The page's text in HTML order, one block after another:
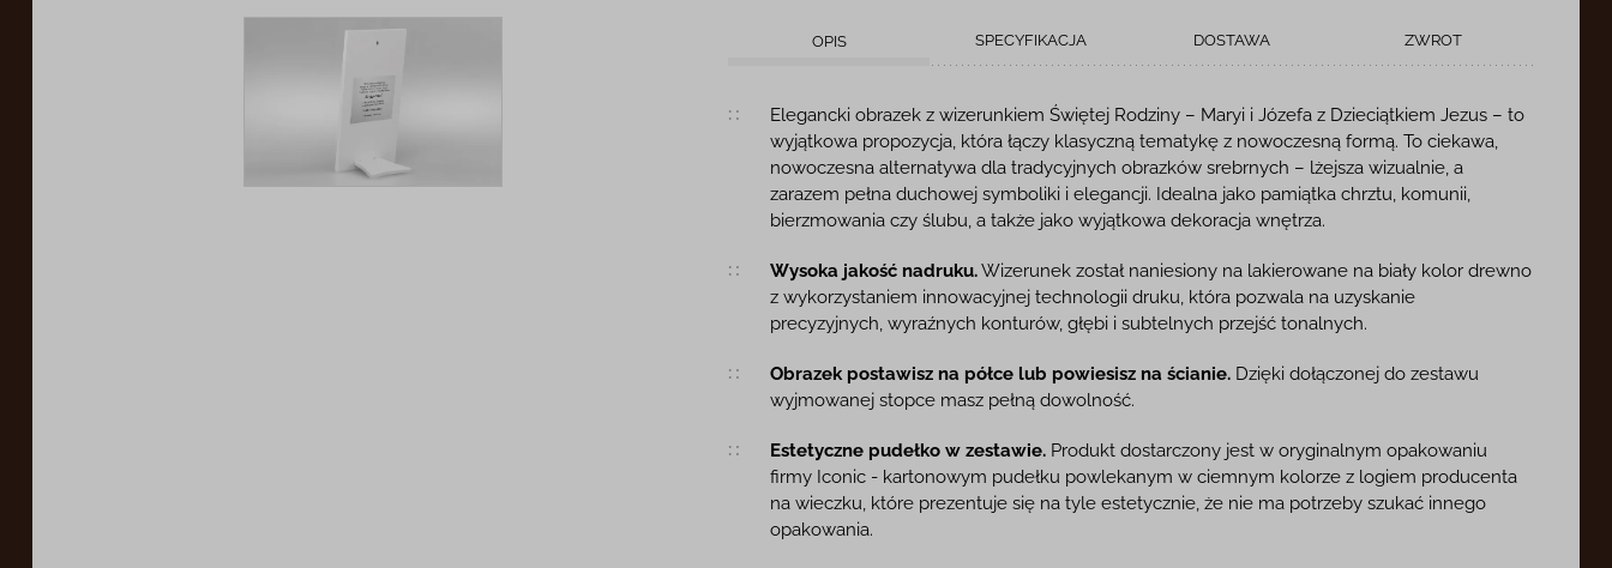
OPIS SPECYFIKACJA DOSTAWA ZWROT
Opis produktu
Elegancki obrazek z wizerunkiem Świętej Rodziny – Maryi i Józefa z Dzieciątkiem Jezus – to
wyjątkowa propozycja, która łączy klasyczną tematykę z nowoczesną formą. To ciekawa,
nowoczesna alternatywa dla tradycyjnych obrazków srebrnych – lżejsza wizualnie, a
zarazem pełna duchowej symboliki i elegancji. Idealna jako pamiątka chrztu, komunii,
bierzmowania czy ślubu, a także jako wyjątkowa dekoracja wnętrza.
Wysoka jakość nadruku.Wizerunek został naniesiony na lakierowane na biały kolor drewno
z wykorzystaniem innowacyjnej technologii druku, która pozwala na uzyskanie
precyzyjnych, wyraźnych konturów, głębi i subtelnych przejść tonalnych.
Obrazek postawisz na półce lub powiesisz na ścianie. Dzięki dołączonej do zestawu
wyjmowanej stopce masz pełną dowolność.
Estetyczne pudełko w zestawie. Produkt dostarczony jest w oryginalnym opakowaniu
firmy Iconic - kartonowym pudełku powlekanym w ciemnym kolorze z logiem producenta
na wieczku, które prezentuje się na tyle estetycznie, że nie ma potrzeby szukać innego
opakowania.